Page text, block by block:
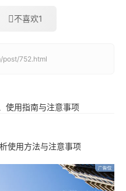
不喜欢1
752.html
使用指南与注意事项
使用方法与注意事项